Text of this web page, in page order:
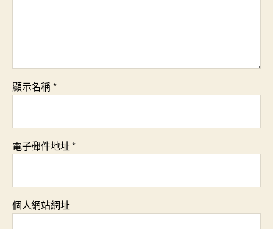
顯示名稱*
電子郵件地址*
個人網站網址